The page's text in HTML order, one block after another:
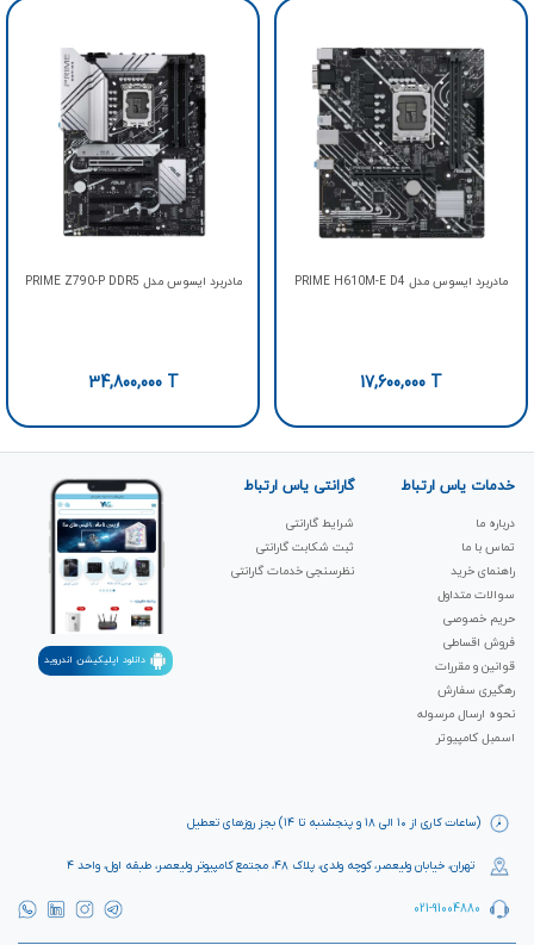
مادربرد ایسوس مدل PRIME H610M-E D4
17,600,000 T
مادربرد ایسوس مدل PRIME Z790-P DDR5
34,800,000T
(ساعات کاری از ۱۰ الی ۱۸ و پنجشنبه تا ۱۴) بجز روزهای تعطیل
تهران، خیابان ولیعصر، کوچه ولدی، پلاک ۴۸، مجتمع کامپیوتر ولیعصر، طبقه اول، واحد ۴
021-91004880
خدمات یاس ارتباط
درباره ما
تماس با ما
راهنمای خرید
سوالات متداول
حریم خصوصی
فروش اقساطی
قوانین و مقررات
رهگیری سفارش
نحوه ارسال مرسوله
اسمبل کامپیوتر
گارانتی یاس ارتباط
شرایط گارانتی
ثبت شکابت‌ گارانتی
نظرسنجی خدمات گارانتی
دانلود اپلیکیشن اندروید